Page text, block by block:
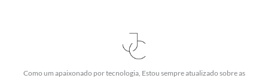
Como um apaixonado por tecnologia, Estou sempre atualizado sobre as